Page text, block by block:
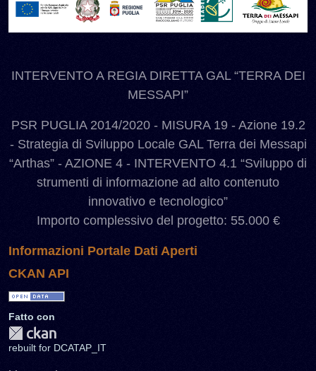
INTERVENTO A REGIA DIRETTA GAL “TERRA DEI
MESSAPI”
PSR PUGLIA 2014/2020 - MISURA 19 - Azione 19.2
- Strategia di Sviluppo Locale GAL Terra dei Messapi
“Arthas” - AZIONE 4 - INTERVENTO 4.1 “Sviluppo di
strumenti di informazione ad alto contenuto
innovativo e tecnologico”
Importo complessivo del progetto: 55.000 €
Informazioni Portale Dati Aperti
CKAN API
Fatto con
rebuilt for DCATAP_IT